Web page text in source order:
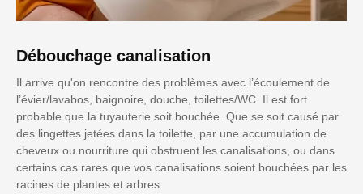
Débouchage canalisation
Il arrive qu'on rencontre des problèmes avec l’écoulement de
l’évier/lavabos, baignoire, douche, toilettes/WC. Il est fort
probable que la tuyauterie soit bouchée. Que se soit causé par
des lingettes jetées dans la toilette, par une accumulation de
cheveux ou nourriture qui obstruent les canalisations, ou dans
certains cas rares que vos canalisations soient bouchées par les
racines de plantes et arbres.